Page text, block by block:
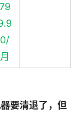
79
0/
月
要清退了，但